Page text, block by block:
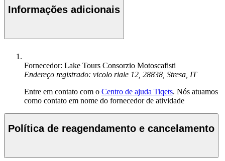
Informações adicionais
Fornecedor: Lake Tours Consorzio Motoscafisti
Endereço registrado: vicolo riale 12, 28838, Stresa, IT
Entre em contato com o Centro de ajuda Tiqets. Nós atuamos
como contato em nome do fornecedor de atividade
Política de reagendamento e cancelamento